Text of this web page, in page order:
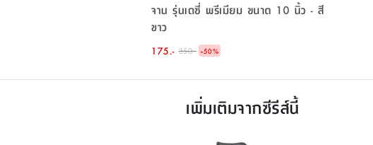
จาน รุ่นเดซี่ พรีเมียม ขนาด 10 นิ้ว - สี
ขาว
175.- 350.- -50%
เพิ่มเติมจากซีรีส์นี้